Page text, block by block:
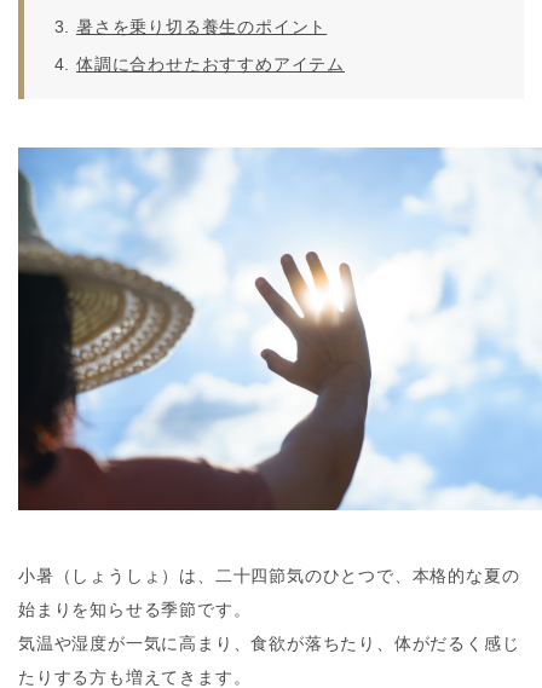
暑さを乗り切る養生のポイント
体調に合わせたおすすめアイテム
小暑（しょうしょ）は、二十四節気のひとつで、本格的な夏の
始まりを知らせる季節です。
気温や湿度が一気に高まり、食欲が落ちたり、体がだるく感じ
たりする方も増えてきます。